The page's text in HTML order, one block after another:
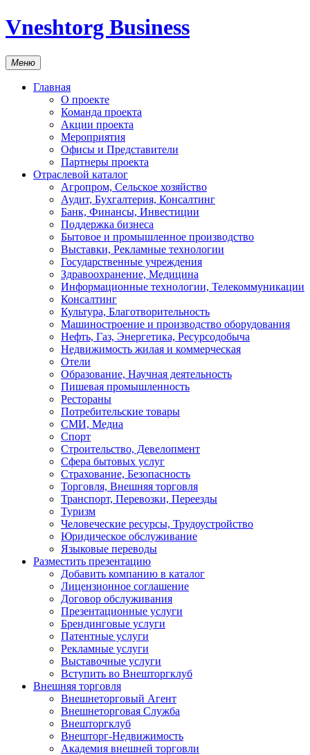
Vneshtorg Business
Меню
Главная
О проекте
Команда проекта
Акции проекта
Мероприятия
Офисы и Представители
Партнеры проекта
Отраслевой каталог
Агропром, Сельское хозяйство
Аудит, Бухгалтерия, Консалтинг
Банк, Финансы, Инвестиции
Поддержка бизнеса
Бытовое и промышленное производство
Выставки, Рекламные технологии
Государственные учреждения
Здравоохранение, Медицина
Информационные технологии, Телекоммуникации
Консалтинг
Культура, Благотворительность
Машиностроение и производство оборудования
Нефть, Газ, Энергетика, Ресурсодобыча
Недвижимость жилая и коммерческая
Отели
Образование, Научная деятельность
Пишевая промышленность
Рестораны
Потребительские товары
СМИ, Медиа
Спорт
Строительство, Девелопмент
Сфера бытовых услуг
Страхование, Безопасность
Торговля, Внешняя торговля
Транспорт, Перевозки, Переезды
Туризм
Человеческие ресурсы, Трудоустройство
Юридическое обслуживание
Языковые переводы
Разместить презентацию
Добавить компанию в каталог
Лицензионное соглашение
Договор обслуживания
Презентационные услуги
Брендинговые услуги
Патентные услуги
Рекламные услуги
Выставочные услуги
Вступить во Внешторгклуб
Внешняя торговля
Внешнеторговый Агент
Внешнеторговая Служба
Внешторгклуб
Внешторг-Недвижимость
Академия внешней торговли